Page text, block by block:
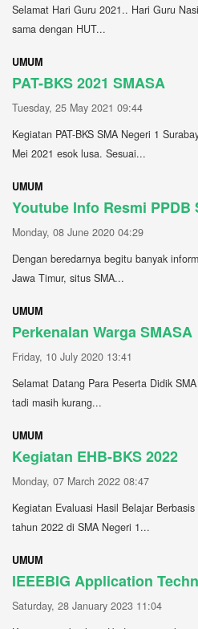
Selamat Hari Guru 2021.. Hari Guru
sama dengan HUT...
UMUM
PAT-BKS 2021 SMASA
Tuesday, 25 May 2021 09:44
Kegiatan PAT-BKS SMA Negeri 1
Mei 2021 esok lusa. Sesuai...
UMUM
Youtube Info Resmi PPDB
Monday, 08 June 2020 04:29
Dengan beredarnya begitu banyak
Jawa Timur, situs SMA...
UMUM
Perkenalan Warga SMASA
Friday, 10 July 2020 13:41
Selamat Datang Para Peserta Didik
tadi masih kurang...
UMUM
Kegiatan EHB-BKS 2022
Monday, 07 March 2022 08:47
Kegiatan Evaluasi Hasil Belajar
tahun 2022 di SMA Negeri 1...
UMUM
IEEEBIG Application
Saturday, 28 January 2023 11:04